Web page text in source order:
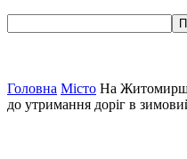
Головна Місто На
до утримання доріг в